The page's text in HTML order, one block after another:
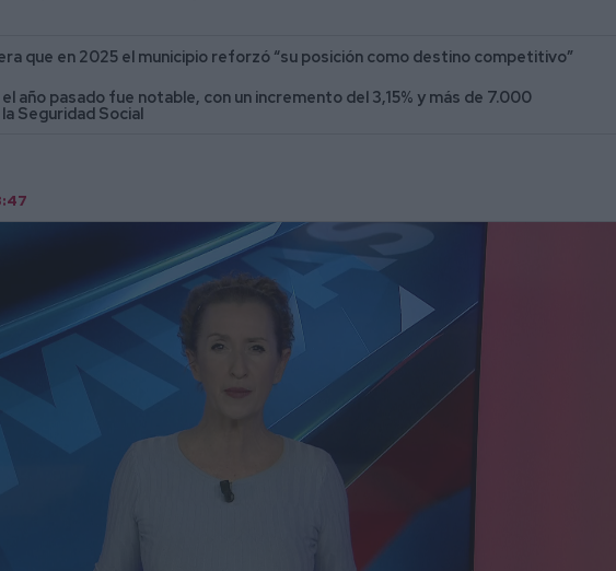
que en 2025 el municipio reforzó “su posición como destino competitivo”
año pasado fue notable, con un incremento del 3,15% y más de 7.000
Seguridad Social